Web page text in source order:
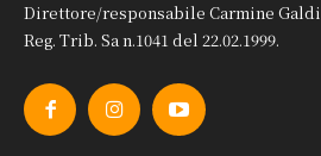
Direttore/responsabile Carmine Galdi
Reg. Trib. Sa n.1041 del 22.02.1999.